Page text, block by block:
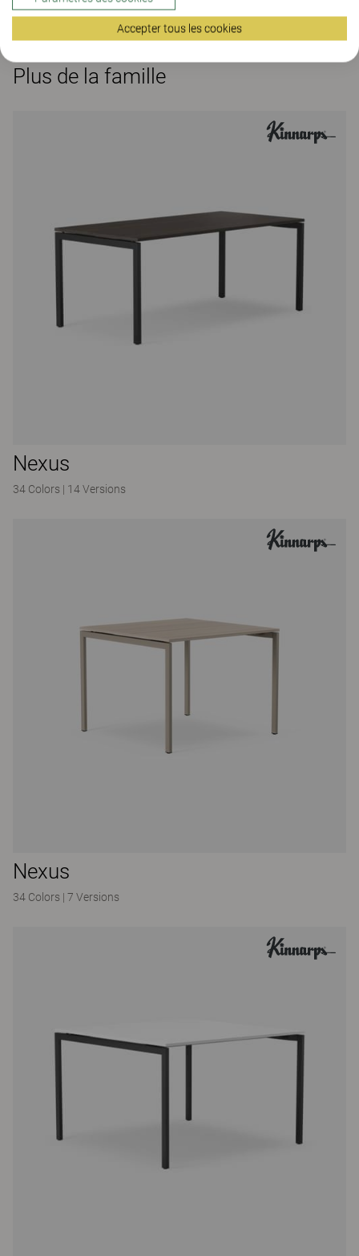
Plus de la famille
Nexus
34 Colors | 14 Versions
Nexus
34 Colors | 7 Versions
Accepter tous les cookies